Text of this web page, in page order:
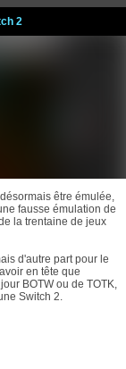
2
être émulée,
fausse émulation de
la trentaine de jeux
d'autre part pour le
en tête que
BOTW ou de TOTK,
Switch 2.